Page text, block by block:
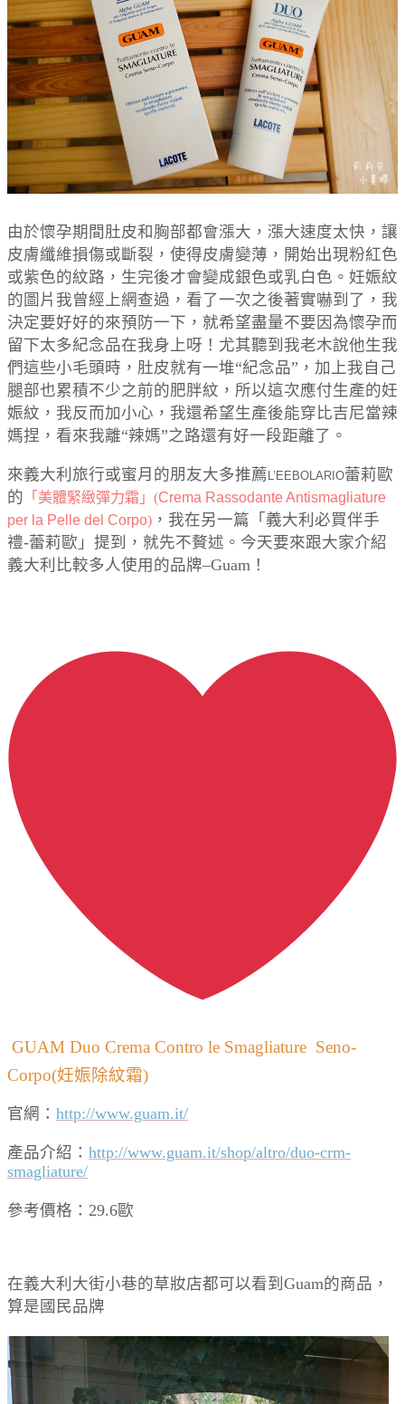
由於懷孕期間肚皮和胸部都會漲大，漲大速度太快，讓
皮膚纖維損傷或斷裂，使得皮膚變薄，開始出現粉紅色
或紫色的紋路，生完後才會變成銀色或乳白色。妊娠紋
的圖片我曾經上網查過，看了一次之後著實嚇到了，我
決定要好好的來預防一下，就希望盡量不要因為懷孕而
留下太多紀念品在我身上呀！尤其聽到我老木說他生我
們這些小毛頭時，肚皮就有一堆“紀念品”，加上我自己
腿部也累積不少之前的肥胖紋，所以這次應付生產的妊
娠紋，我反而加小心，我還希望生產後能穿比吉尼當辣
媽捏，看來我離“辣媽”之路還有好一段距離了。
來義大利旅行或蜜月的朋友大多推薦L’EEBOLARIO蕾莉歐
的 「 美體緊緻彈力霜 」(Crema Rassodante Antismagliature
per la Pelle del Corpo) ，我在另一篇「義大利必買伴手
禮-蕾莉歐」提到，就先不贅述。今天要來跟大家介紹
義大利比較多人使用的品牌–Guam！
GUAM Duo Crema Contro le Smagliature Seno-
Corpo(妊娠除紋霜)
官網： http://www.guam.it/
產品介紹： http://www.guam.it/shop/altro/duo-crm-
smagliature/
參考價格：29.6歐
在義大利大街小巷的草妝店都可以看到Guam的商品，
算是國民品牌